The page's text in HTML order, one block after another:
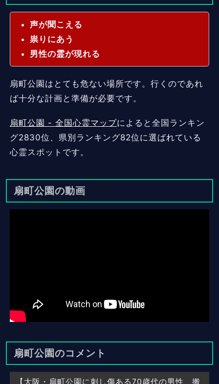
声が聞こえる
祟りにあう
男性の霊が現れる
扇町公園はとても危ない場所です。行くのであれ
ば十分な計画と準備が必要です。
扇町公園 - 全国心霊マップによると全国ランキン
グ2830位、県別ランキング82位に選ばれている
心霊スポットです。
扇町公園の動画
扇町公園のコメント
【大阪・扇町公園に刺し傷ある70歳代の男性 搬